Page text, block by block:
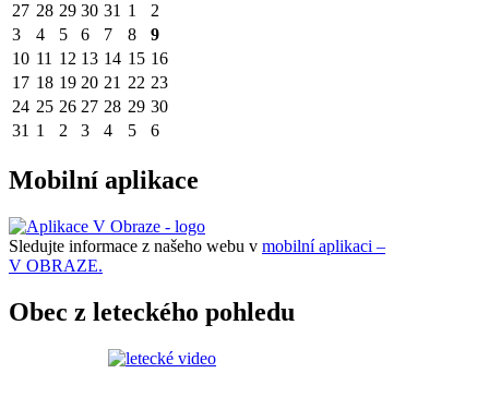
27 28 29 30 31 1
2
3
4 5 6 7 8
9
10 11 12 13 14 15 16
17 18 19 20 21 22 23
24 25 26 27 28 29 30
31 1 2 3 4 5 6
Mobilní aplikace
Sledujte informace z našeho webu v mobilní aplikaci –
V OBRAZE.
Obec z leteckého pohledu